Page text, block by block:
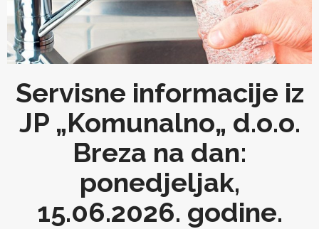
Servisne informacije iz
JP „Komunalno„ d.o.o.
Breza na dan:
ponedjeljak,
15.06.2026. godine.